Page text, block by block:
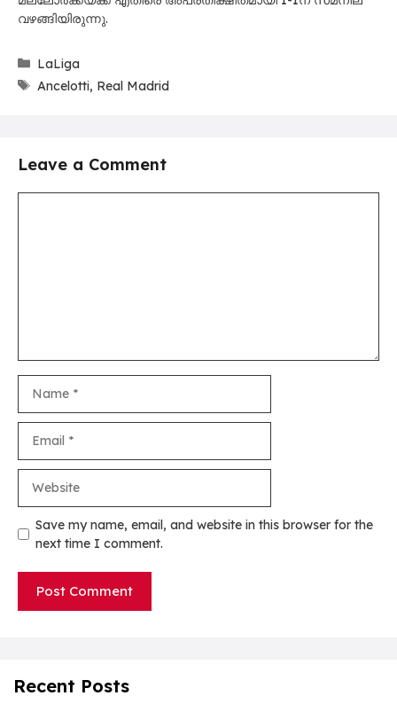
വഴങ്ങിയിരുന്നു.
Categories
LaLiga
Tags
Ancelotti, Real Madrid
Leave a Comment
Save my name, email, and website in this browser for the
next time I comment.
Recent Posts